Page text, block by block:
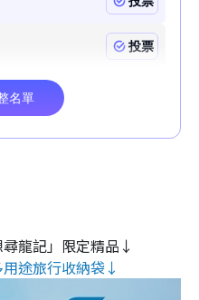
龍記」限定精品↓
途旅行收納袋↓